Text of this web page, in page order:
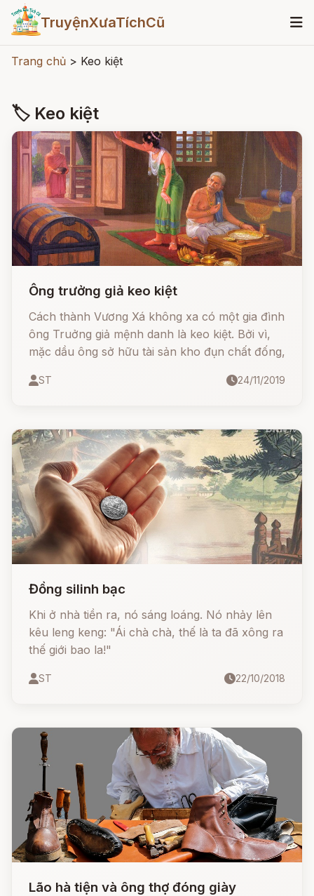
TruyệnXưaTíchCũ
Trang chủ > Keo kiệt
🏷 Keo kiệt
Ông trưởng giả keo kiệt
Cách thành Vương Xá không xa có một gia đình
ông Truởng giả mệnh danh là keo kiệt. Bởi vì,
mặc dầu ông sở hữu tài sản kho đụn chất đống,
ST 24/11/2019
Đồng silinh bạc
Khi ở nhà tiền ra, nó sáng loáng. Nó nhảy lên
kêu leng keng: "Ái chà chà, thế là ta đã xông ra
thế giới bao la!"
ST 22/10/2018
Lão hà tiện và ông thợ đóng giày